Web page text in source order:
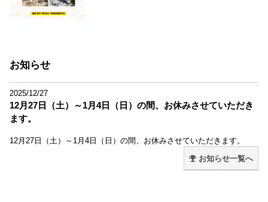
お知らせ
2025/12/27
12月27日（土）～1月4日（日）の間、お休みさせていただき
ます。
12月27日（土）～1月4日（日）の間、お休みさせていただきます。
お知らせ一覧へ